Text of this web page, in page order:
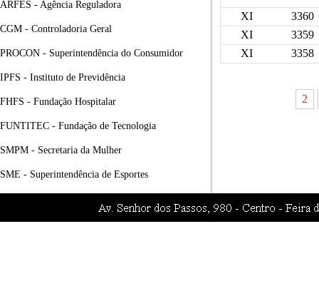
ARFES - Agência Reguladora
CGM - Controladoria Geral
PROCON - Superintendência do Consumidor
IPFS - Instituto de Previdência
FHFS - Fundação Hospitalar
FUNTITEC - Fundação de Tecnologia
SMPM - Secretaria da Mulher
SME - Superintendência de Esportes
XI
3360
XI
3359
XI
3358
2